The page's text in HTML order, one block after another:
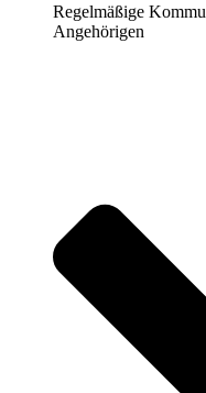
Regelmäßige
Angehörigen